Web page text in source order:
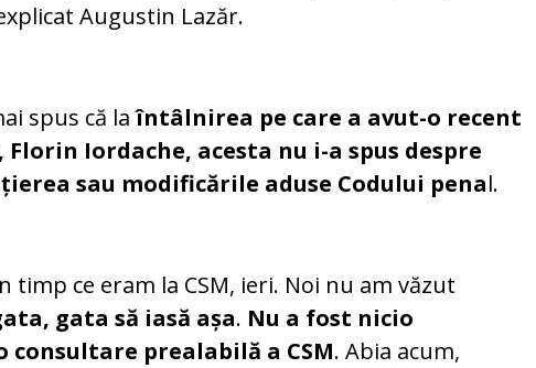
Augustin Lazăr.
spus că laîntâlnirea pe care a avut-o recent
Iordache, acesta nu i-a spus despre
sau modificările aduse Codului penal.
ce eram la CSM, ieri. Noi nu am văzut
gata să iasă așa. Nu a fost nicio
prealabilă a CSM. Abia acum,